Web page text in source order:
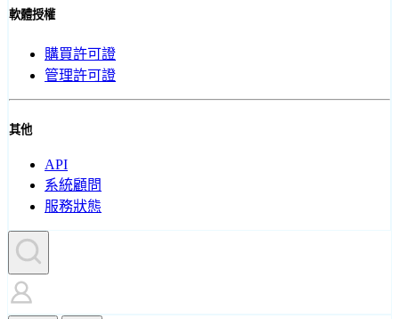
軟體授權
購買許可證
管理許可證
其他
API
系統顧問
服務狀態